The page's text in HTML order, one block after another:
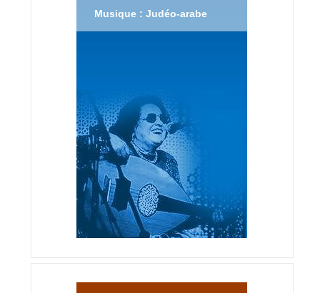
Musique : Judéo-arabe